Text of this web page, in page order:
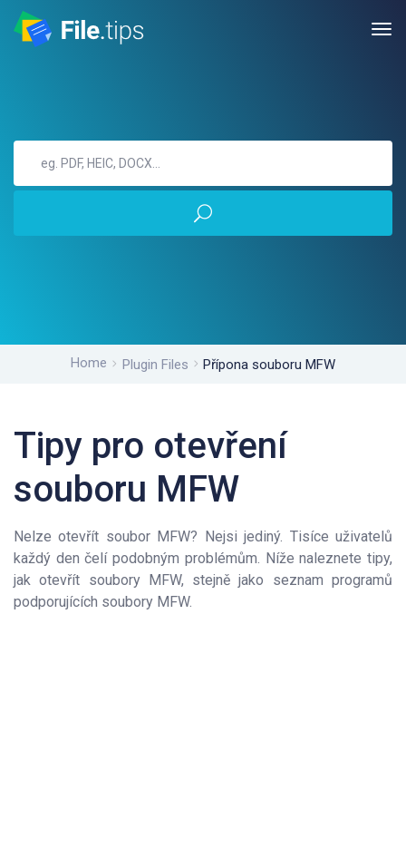
Home Plugin Files Přípona souboru MFW
Tipy pro otevření
souboru MFW
Nelze otevřít soubor MFW? Nejsi jediný. Tisíce uživatelů
každý den čelí podobným problémům. Níže naleznete tipy,
jak otevřít soubory MFW, stejně jako seznam programů
podporujících soubory MFW.